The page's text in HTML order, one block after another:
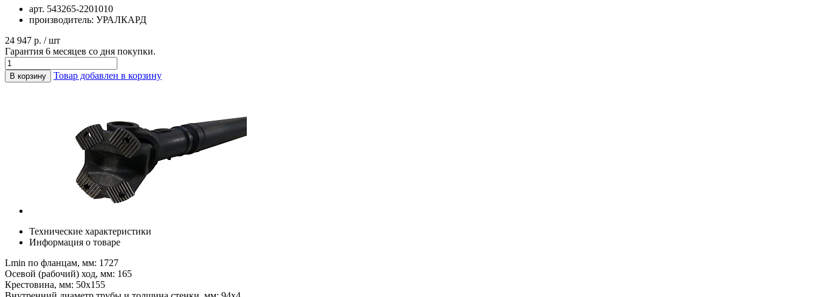
арт. 543265-2201010
производитель: УРАЛКАРД
24 947 р. / шт
Гарантия 6 месяцев со дня покупки.
В корзину Товар добавлен в корзину
Технические характеристики
Информация о товаре
Lmin по фланцам, мм: 1727
Осевой (рабочий) ход, мм: 165
Крестовина, мм: 50х155